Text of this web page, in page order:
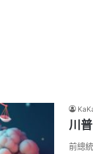
川
前總